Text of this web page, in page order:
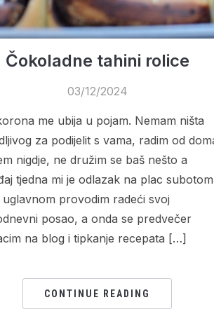
Čokoladne tahini rolice
03/12/2024
me ubija u pojam. Nemam ništa
za podijelit s vama, radim od
nigdje, ne družim se baš nešto a
tjedna mi je odlazak na plac
uglavnom provodim radeći svoj
posao, a onda se predvečer
na blog i tipkanje recepata […]
CONTINUE READING